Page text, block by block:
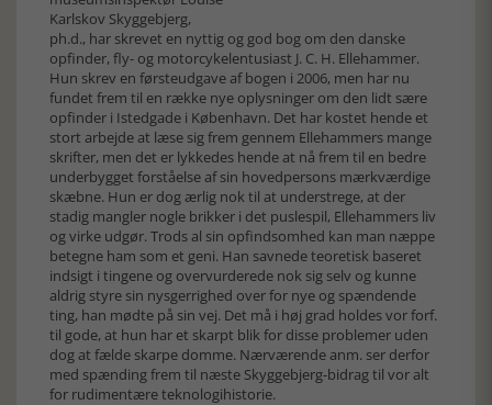
Karlskov Skyggebjerg,
ph.d., har skrevet en nyttig og god bog om den danske
opfinder, fly- og motorcykelentusiast J. C. H. Ellehammer.
Hun skrev en førsteudgave af bogen i 2006, men har nu
fundet frem til en række nye oplysninger om den lidt sære
opfinder i Istedgade i København. Det har kostet hende et
stort arbejde at læse sig frem gennem Ellehammers mange
skrifter, men det er lykkedes hende at nå frem til en bedre
underbygget forståelse af sin hovedpersons mærkværdige
skæbne. Hun er dog ærlig nok til at understrege, at der
stadig mangler nogle brikker i det puslespil, Ellehammers liv
og virke udgør. Trods al sin opfindsomhed kan man næppe
betegne ham som et geni. Han savnede teoretisk baseret
indsigt i tingene og overvurderede nok sig selv og kunne
aldrig styre sin nysgerrighed over for nye og spændende
ting, han mødte på sin vej. Det må i høj grad holdes vor forf.
til gode, at hun har et skarpt blik for disse problemer uden
dog at fælde skarpe domme. Nærværende anm. ser derfor
med spænding frem til næste Skyggebjerg-bidrag til vor alt
for rudimentære teknologihistorie.